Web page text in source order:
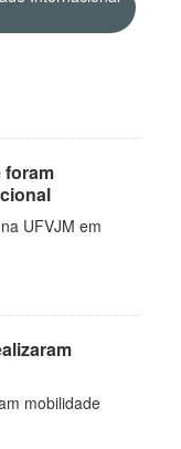
foram
UFVJM em
mobilidade